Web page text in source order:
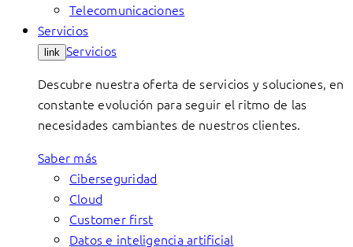
Telecomunicaciones
Servicios
link Servicios
Descubre nuestra oferta de servicios y soluciones, en
constante evolución para seguir el ritmo de las
necesidades cambiantes de nuestros clientes.
Saber más
Ciberseguridad
Cloud
Customer first
Datos e inteligencia artificial